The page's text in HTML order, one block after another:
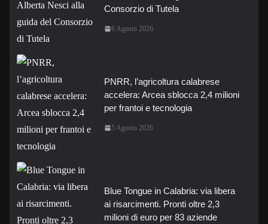
Consorzio di Tutela
6 Agosto 2026
PNRR, l’agricoltura calabrese
accelera: Arcea sblocca 2,4 milioni
per frantoi e tecnologia
5 Agosto 2026
Blue Tongue in Calabria: via libera
ai risarcimenti. Pronti oltre 2,3
milioni di euro per 83 aziende